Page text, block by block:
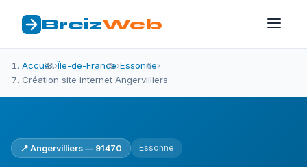
BreizWeb
Accueil›Île-de-France›Essonne›
Création site internet Angervilliers
📍 Angervilliers — 91470 Essonne